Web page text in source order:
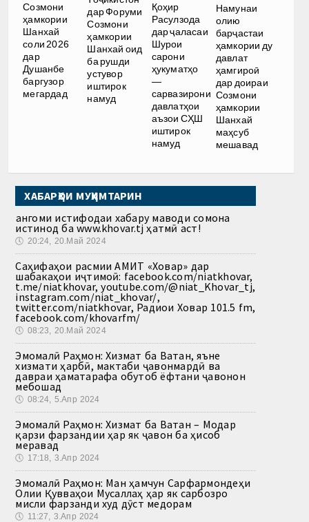
Созмони
ҳамкории
Шанхай
соли 2026
дар
Душанбе
баргузор
мегардад
дар Форуми
Созмони
ҳамкории
Шанхай оид
ба рушди
устувор
иштирок
намуд
Қоҳир
Расулзода
дар ҷаласаи
Шурои
сарони
ҳукуматҳо
—
сарвазирони
давлатҳои
аъзои СҲШ
иштирок
намуд
Намунаи
олию
барҷастаи
ҳамкории ду
давлат
ҳамгироӣ
дар доираи
Созмони
ҳамкории
Шанхай
маҳсуб
мешавад
ХАБАРҲОИ МУҲИМТАРИН
Ҳангоми истифодаи хабару маводи сомона
истинод ба www.khovar.tj ҳатмӣ аст!
🕔 20:24, 20.Май 2024
Саҳифаҳои расмии АМИТ «Ховар» дар
шабакаҳои иҷтимоӣ: facebook.com/niatkhovar,
t.me/niatkhovar, youtube.com/@niat_Khovar_tj,
instagram.com/niat_khovar/,
twitter.com/niatkhovar, Радиои Ховар 101.5 fm,
facebook.com/khovarfm/
🕔 08:23, 20.Май 2024
Эмомалӣ Раҳмон: Хизмат ба Ватан, яъне
хизмати ҳарбӣ, мактаби ҷавонмардӣ ва
давраи ҳаматарафа обутоб ёфтани ҷавонон
мебошад
🕔 08:24, 5.Апр 2024
Эмомалӣ Раҳмон: Хизмат ба Ватан – Модар
қарзи фарзандии ҳар як ҷавон ба ҳисоб
меравад
🕔 17:18, 3.Апр 2024
Эмомалӣ Раҳмон: Ман ҳамчун Сарфармондеҳи
Олии Қувваҳои Мусаллаҳ ҳар як сарбозро
мисли фарзанди худ дӯст медорам
🕔 11:27, 3.Апр 2024